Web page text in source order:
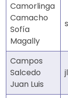
Camorlinga
Camacho
Sofía
Magally
Campos
Salcedo
Juan Luis